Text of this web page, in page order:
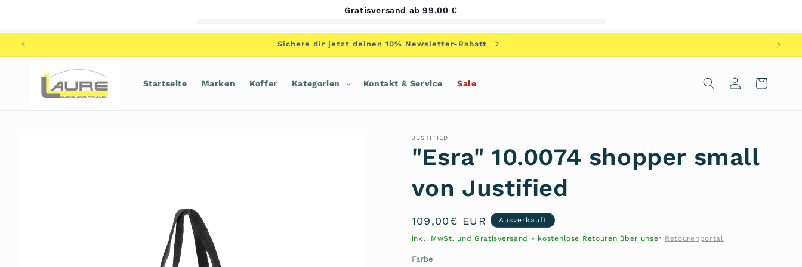
Sichere dir jetzt deinen 10% Newsletter-Rabatt
Startseite Marken Koffer Kategorien Kontakt & Service Sale EinloggenWarenkorb
JUSTIFIED
"Esra" 10.0074 shopper small
von Justified
Normaler
Preis
109,00€ EUR Ausverkauft
inkl. MwSt. und Gratisversand - kostenlose Retouren über unser Retourenportal
Farbe
Gratisversand ab 99,00 €